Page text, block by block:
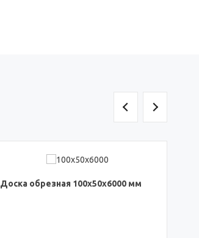
Доска обрезная 100x50x6000 мм